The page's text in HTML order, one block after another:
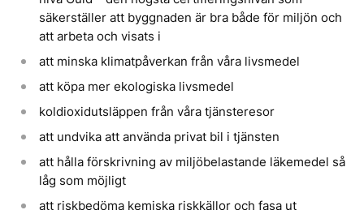
säkerställer att byggnaden är bra både för miljön och
att arbeta och visats i
att minska klimatpåverkan från våra livsmedel
att köpa mer ekologiska livsmedel
koldioxidutsläppen från våra tjänsteresor
att undvika att använda privat bil i tjänsten
att hålla förskrivning av miljöbelastande läkemedel så
låg som möjligt
att riskbedöma kemiska riskkällor och fasa ut